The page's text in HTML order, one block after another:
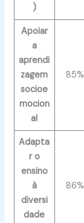
)
Apoiar
a
aprendi
zagem
socioe
mocion
al
85%
Adapta
r o
ensino
à
diversi
dade
86%